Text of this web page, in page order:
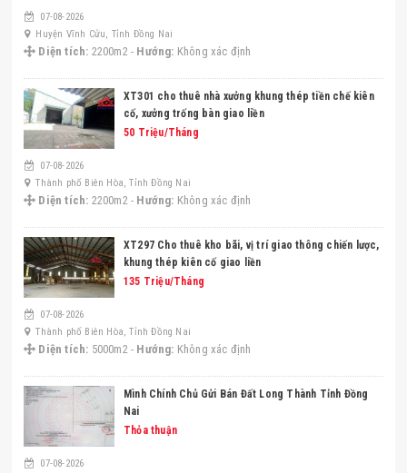
07-08-2026
Huyện Vĩnh Cửu, Tỉnh Đồng Nai
Diện tích: 2200m2 - Hướng: Không xác định
XT301 cho thuê nhà xưởng khung thép tiền chế kiên
cố, xưởng trống bàn giao liền
50 Triệu/Tháng
07-08-2026
Thành phố Biên Hòa, Tỉnh Đồng Nai
Diện tích: 2200m2 - Hướng: Không xác định
XT297 Cho thuê kho bãi, vị trí giao thông chiến lược,
khung thép kiên cố giao liền
135 Triệu/Tháng
07-08-2026
Thành phố Biên Hòa, Tỉnh Đồng Nai
Diện tích: 5000m2 - Hướng: Không xác định
Mình Chính Chủ Gửi Bán Đất Long Thành Tỉnh Đồng
Nai
Thỏa thuận
07-08-2026